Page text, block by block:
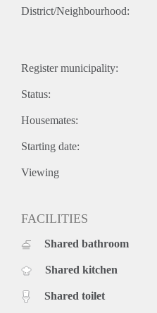
District/Neighbourhood:
Register municipality:
Status:
Housemates:
Starting date:
Viewing
FACILITIES
Shared bathroom
Shared kitchen
Shared toilet